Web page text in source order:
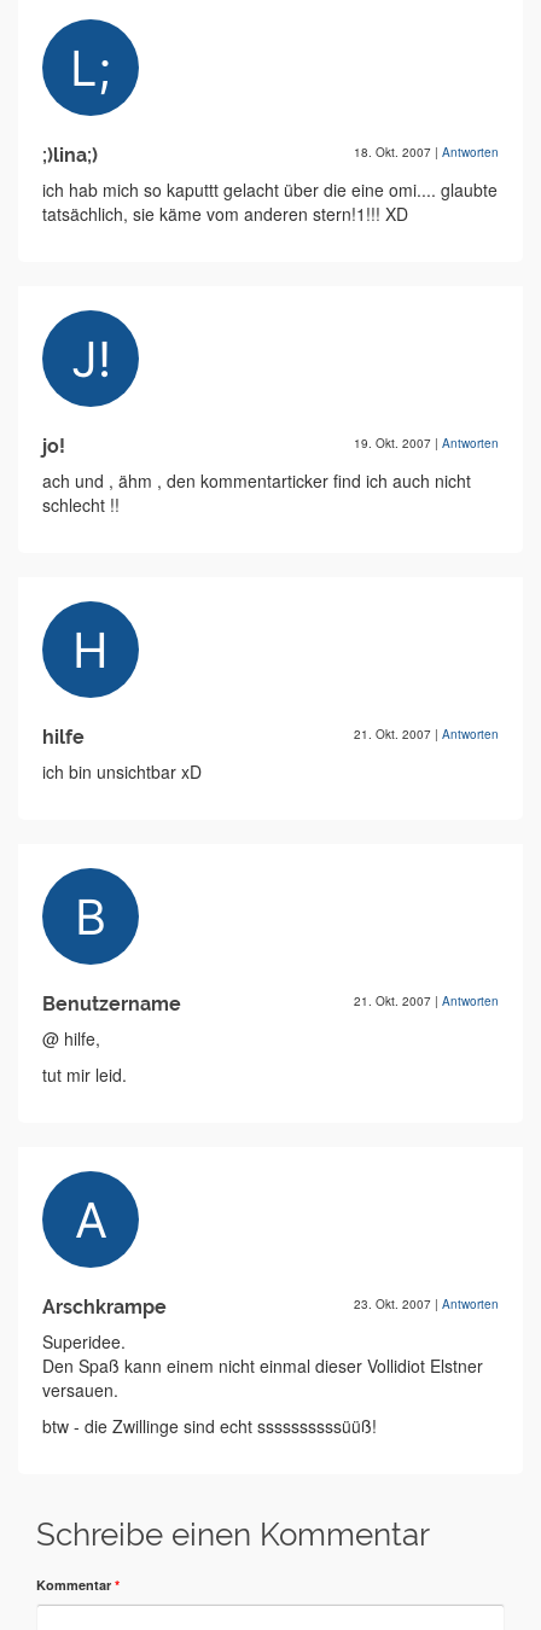
;)lina;) 18. Okt. 2007 | Antworten
ich hab mich so kaputtt gelacht über die eine omi.... glaubte
tatsächlich, sie käme vom anderen stern!1!!! XD
jo! 19. Okt. 2007 | Antworten
ach und , ähm , den kommentarticker find ich auch nicht
schlecht !!
hilfe 21. Okt. 2007 | Antworten
ich bin unsichtbar xD
Benutzername 21. Okt. 2007 | Antworten
@ hilfe,
tut mir leid.
Arschkrampe 23. Okt. 2007 | Antworten
Superidee.
Den Spaß kann einem nicht einmal dieser Vollidiot Elstner
versauen.
btw - die Zwillinge sind echt ssssssssssüüß!
Schreibe einen Kommentar
Kommentar *